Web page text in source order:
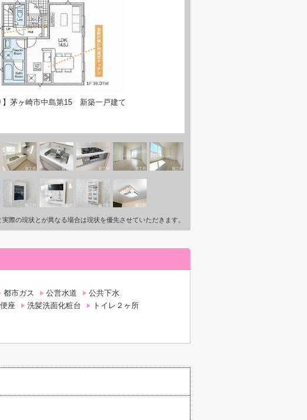
】茅ヶ崎市中島第15 新築一戸建て
際の現状とが異なる場合は現状を優先させていただきます。
都市ガス 公営水道
公共下水
座 洗髪洗面化粧台
トイレ２ヶ所